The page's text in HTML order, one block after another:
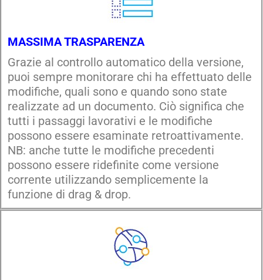
MASSIMA TRASPARENZA
Grazie al controllo automatico della versione,
puoi sempre monitorare chi ha effettuato delle
modifiche, quali sono e quando sono state
realizzate ad un documento. Ciò significa che
tutti i passaggi lavorativi e le modifiche
possono essere esaminate retroattivamente.
NB: anche tutte le modifiche precedenti
possono essere ridefinite come versione
corrente utilizzando semplicemente la
funzione di drag & drop.